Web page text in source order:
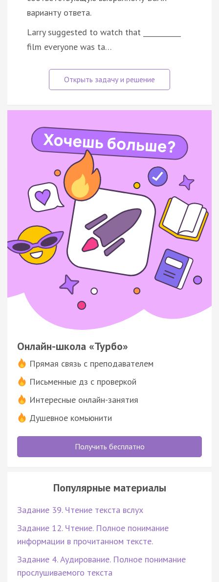
варианту ответа.
Larry suggested to watch that ___________
film everyone was ta…
Онлайн-школа «Турбо»
Прямая связь с преподавателем
Письменные дз с проверкой
Интересные онлайн-занятия
Душевное комьюнити
Получить бесплатно
Популярные материалы
Задание 39. Чтение текста вслух
Задание 12. Чтение. Полное понимание
информации в прочитанном тексте.
Задание 4. Аудирование. Полное понимание
прослушиваемого текста